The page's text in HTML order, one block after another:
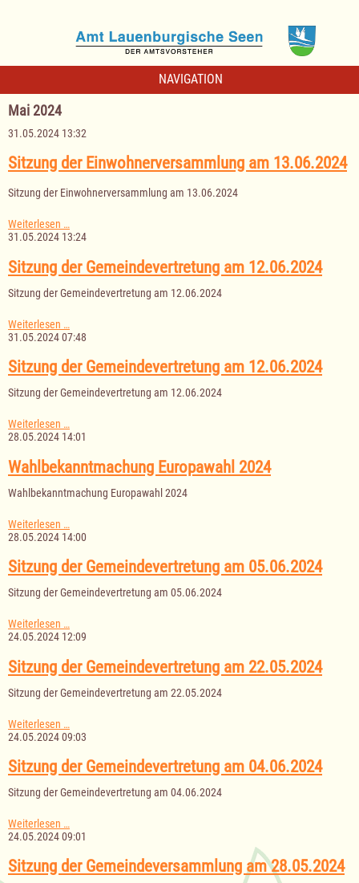
NAVIGATION
Mai 2024
31.05.2024 13:32
Sitzung der Einwohnerversammlung am 13.06.2024
Sitzung der Einwohnerversammlung am 13.06.2024
Weiterlesen …Sitzung
der
am
13.06.2024
31.05.2024 13:24
Sitzung der Gemeindevertretung am 12.06.2024
Sitzung der Gemeindevertretung am 12.06.2024
Weiterlesen …
der
am
12.06.2024
31.05.2024 07:48
Sitzung der Gemeindevertretung am 12.06.2024
Sitzung der Gemeindevertretung am 12.06.2024
Weiterlesen …Sitzung
der
am
12.06.2024
28.05.2024 14:01
Wahlbekanntmachung Europawahl 2024
Wahlbekanntmachung Europawahl 2024
Weiterlesen …
Europawahl
28.05.2024 14:00
Sitzung der Gemeindevertretung am 05.06.2024
Sitzung der Gemeindevertretung am 05.06.2024
Weiterlesen …
der
am
05.06.2024
24.05.2024 12:09
Sitzung der Gemeindevertretung am 22.05.2024
Sitzung der Gemeindevertretung am 22.05.2024
Weiterlesen …
der
am
22.05.2024
24.05.2024 09:03
Sitzung der Gemeindevertretung am 04.06.2024
Sitzung der Gemeindevertretung am 04.06.2024
Weiterlesen …
der
am
04.06.2024
24.05.2024 09:01
Sitzung der Gemeindeversammlung am 28.05.2024